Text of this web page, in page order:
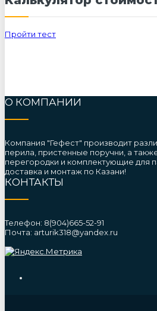
Пройти тест
О КОМПАНИИ
Компания "Гефест" производит
перила, пристенные поручни, а
перегородки и комплектующие для
доставка и монтаж по Казани!
КОНТАКТЫ
Телефон: 8(904)665-52-91
Почта: arturik318@yandex.ru